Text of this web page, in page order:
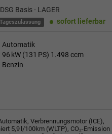
Basis - LAGER
sofort lieferbar
Automatik
96 kW (131 PS) 1.498 ccm
Benzin
Verbrennungsmotor (ICE),
5,9 l/100km (WLTP), CO₂-Emission